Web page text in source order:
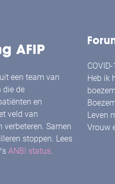
een team van
die de
en
veld van
Samen
stoppen. Lees
ANBI status.
Heb ik
Leven
Vrouw